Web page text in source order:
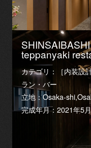
teppanyaki
カテゴリ：［内装設
ラン・バー
立地：Osaka-
完成年月：2021年5月